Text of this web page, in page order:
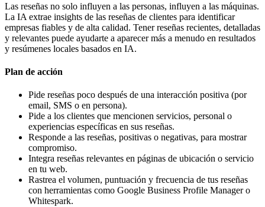
Las reseñas no solo influyen a las personas, influyen a las máquinas.
La IA extrae insights de las reseñas de clientes para identificar
empresas fiables y de alta calidad. Tener reseñas recientes, detalladas
y relevantes puede ayudarte a aparecer más a menudo en resultados
y resúmenes locales basados en IA.
Plan de acción
Pide reseñas poco después de una interacción positiva (por
email, SMS o en persona).
Pide a los clientes que mencionen servicios, personal o
experiencias específicas en sus reseñas.
Responde a las reseñas, positivas o negativas, para mostrar
compromiso.
Integra reseñas relevantes en páginas de ubicación o servicio
en tu web.
Rastrea el volumen, puntuación y frecuencia de tus reseñas
con herramientas como Google Business Profile Manager o
Whitespark.